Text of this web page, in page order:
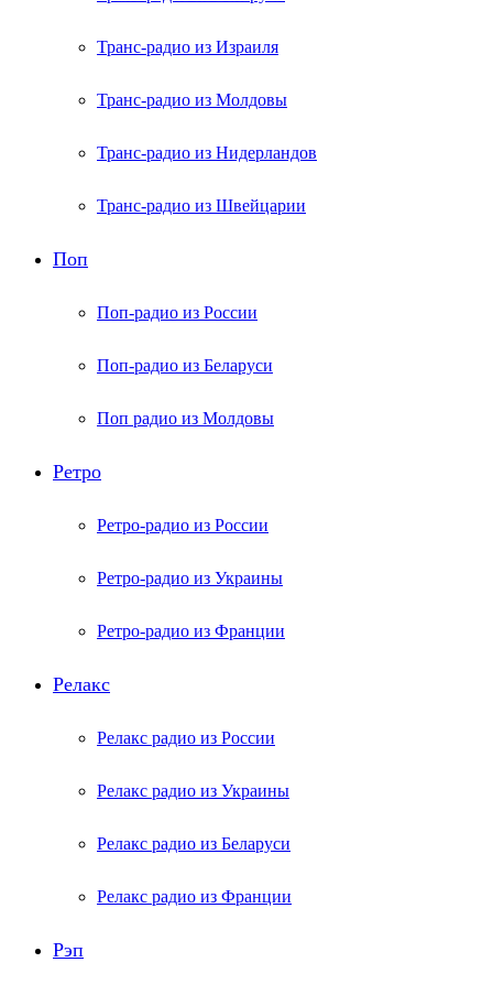
Транс-радио из Израиля
Транс-радио из Молдовы
Транс-радио из Нидерландов
Транс-радио из Швейцарии
Поп
Поп-радио из России
Поп-радио из Беларуси
Поп радио из Молдовы
Ретро
Ретро-радио из России
Ретро-радио из Украины
Ретро-радио из Франции
Релакс
Релакс радио из России
Релакс радио из Украины
Релакс радио из Беларуси
Релакс радио из Франции
Рэп